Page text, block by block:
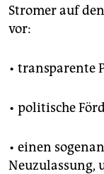
Stromer auf
vor:
• transparente
• politische
• einen
Neuzulassung,